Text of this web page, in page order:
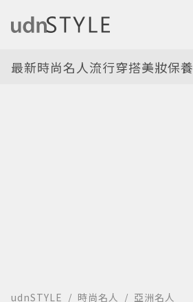
最新時尚名人流行穿搭美妝保養
udnSTYLE 時尚名人 亞洲名人